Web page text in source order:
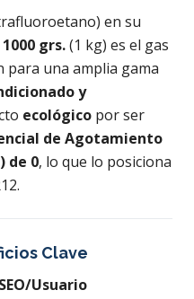
en su
grs.(1 kg) es el gas
para una amplia gama
y
ecológico por ser
de Agotamiento
de 0, lo que lo posiciona
Clave
Usuario